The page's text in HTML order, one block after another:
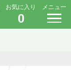
お気に入り
0
メニュー